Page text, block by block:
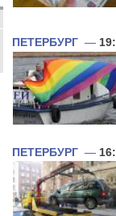
ПЕТЕРБУРГ —
ПЕТЕРБУРГ —